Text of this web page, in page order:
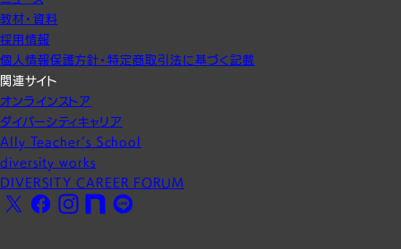
教材・資料
採用情報
個人情報保護方針・特定商取引法に基づく記載
関連サイト
オンラインストア
ダイバーシティキャリア
Ally Teacher’s School
diversity works
DIVERSITY CAREER FORUM
X
Facebook
Instagram
note LINE